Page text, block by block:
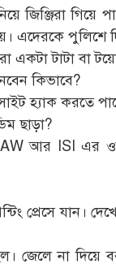
জিঞ্জিরা গিয়ে
এদেরকে পুলিশে
একটা টাটা বা
কিভাবে?
হ্যাক করতে
ছাড়া?
আর ISI এর
প্রেসে যান।
জেলে না